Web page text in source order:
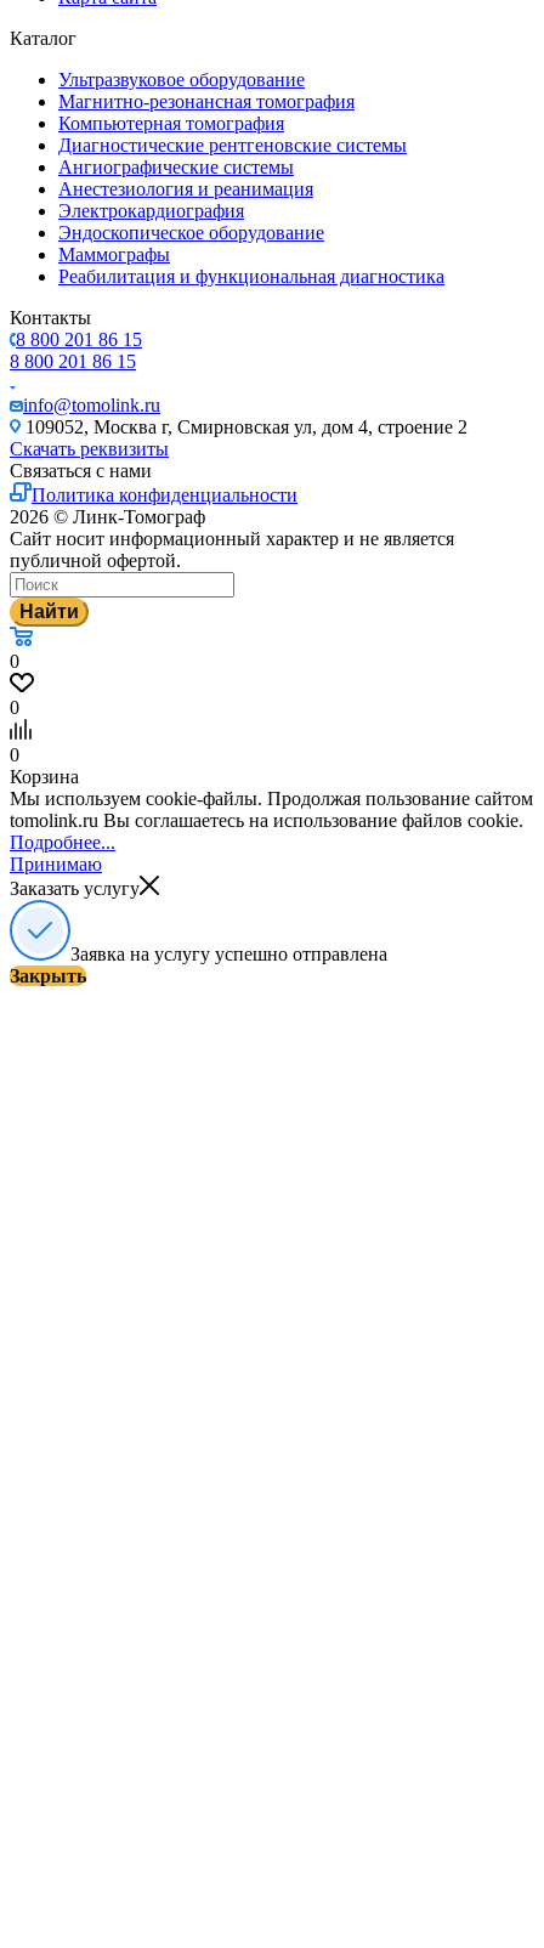
Каталог
Ультразвуковое оборудование
Магнитно-резонансная томография
Компьютерная томография
Диагностические рентгеновские системы
Ангиографические системы
Анестезиология и реанимация
Электрокардиография
Эндоскопическое оборудование
Маммографы
Реабилитация и функциональная диагностика
Контакты
8 800 201 86 15
8 800 201 86 15
info@tomolink.ru
109052, Москва г, Смирновская ул, дом 4, строение 2
Скачать реквизиты
Связаться с нами
Политика конфиденциальности
2026 © Линк-Томограф
Сайт носит информационный характер и не является
публичной офертой.
Найти
0
0
0
Корзина
Мы используем cookie-файлы. Продолжая пользование сайтом
tomolink.ru Вы соглашаетесь на использование файлов cookie.
Подробнее...
Принимаю
Заказать услугу
Заявка на услугу успешно отправлена
Закрыть